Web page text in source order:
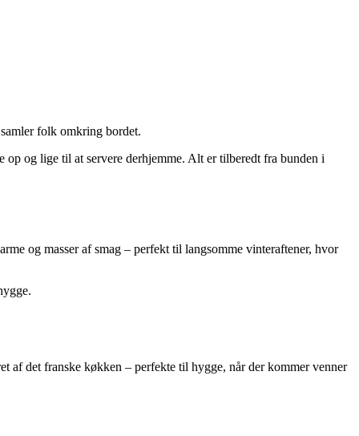
folk omkring bordet.
op og lige til at servere derhjemme. Alt er tilberedt fra bunden i
og masser af smag – perfekt til langsomme vinteraftener, hvor
af det franske køkken – perfekte til hygge, når der kommer venner